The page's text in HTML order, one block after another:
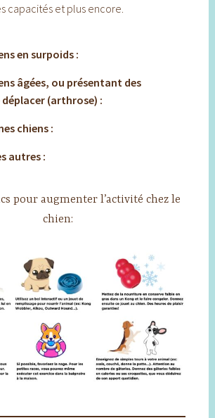
capacités et plus encore.
en surpoids :
âgées, ou présentant des
(arthrose) :
chiens :
autres :
pour augmenter l’activité chez le
chien: